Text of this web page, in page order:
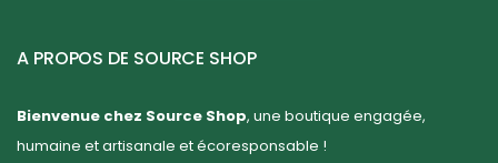
A PROPOS DE SOURCE SHOP
Bienvenue chez Source Shop, une boutique engagée,
humaine et artisanale et écoresponsable !